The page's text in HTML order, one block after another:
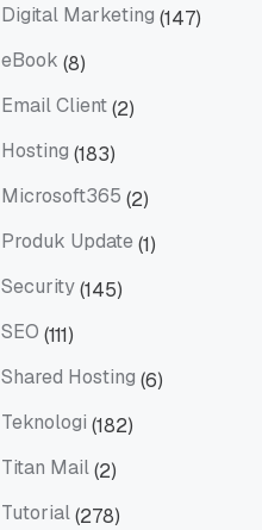
Digital Marketing (147)
eBook (8)
Email Client(2)
Hosting (183)
Microsoft365 (2)
Produk Update (1)
Security(145)
SEO (111)
Shared Hosting (6)
Teknologi (182)
Titan Mail(2)
Tutorial(278)